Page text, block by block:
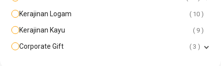
Kerajinan Logam 10
Kerajinan Kayu 9
Corporate Gift 3